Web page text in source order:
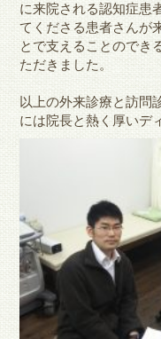
に来院される認知症患
てくださる患者さんが
とで支えることのでき
ただきました。
以上の外来診療と訪問
には院長と熱く厚いデ